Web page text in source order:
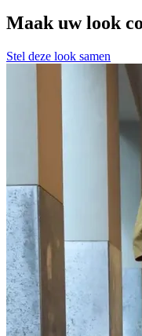
Maak uw look
Stel deze look samen